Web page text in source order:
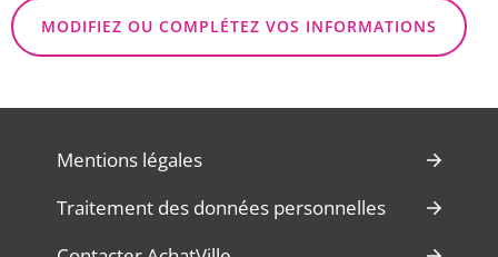
MODIFIEZ OU COMPLÉTEZ VOS INFORMATIONS
Mentions légales
Traitement des données personnelles